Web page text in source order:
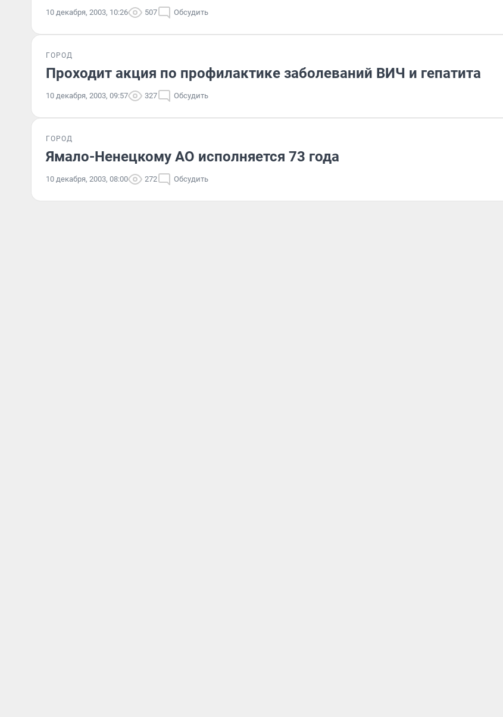
10 декабря, 2003, 10:26 507 Обсудить
ГОРОД
Проходит акция по профилактике заболеваний ВИЧ и гепатита
10 декабря, 2003, 09:57 327 Обсудить
ГОРОД
Ямало-Ненецкому АО исполняется 73 года
10 декабря, 2003, 08:00 272 Обсудить